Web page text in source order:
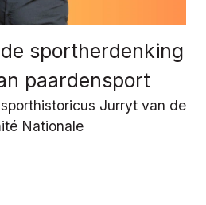
sportherdenking
paardensport
Jurryt van de
Nationale